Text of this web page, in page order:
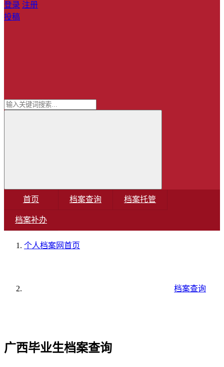
登录 注册
投稿
首页 档案查询 档案托管
档案补办
个人档案网首页
档案查询
广西毕业生档案查询